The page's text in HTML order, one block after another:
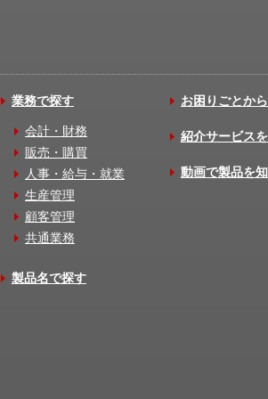
業務で探す
会計・財務
販売・購買
人事・給与・就業
生産管理
顧客管理
共通業務
製品名で探す
お困りごとか
紹介サービス
動画で製品を